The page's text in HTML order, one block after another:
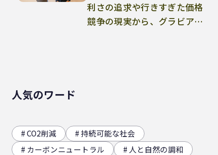
利さの追求や行きすぎた価格
競争の現実から、グラビア印
人気のワード
CO2削減
持続可能な社会
カーボンニュートラル
人と自然の調和